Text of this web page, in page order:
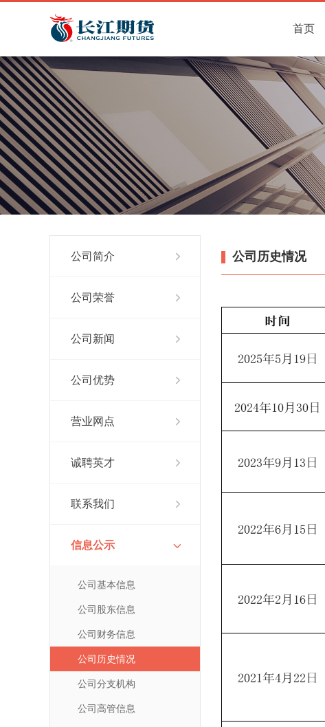
首页
公司简介
公司荣誉
公司新闻
公司优势
营业网点
诚聘英才
联系我们
信息公示
公司基本信息
公司股东信息
公司财务信息
公司历史情况
公司分支机构
公司高管信息
公司历史情况